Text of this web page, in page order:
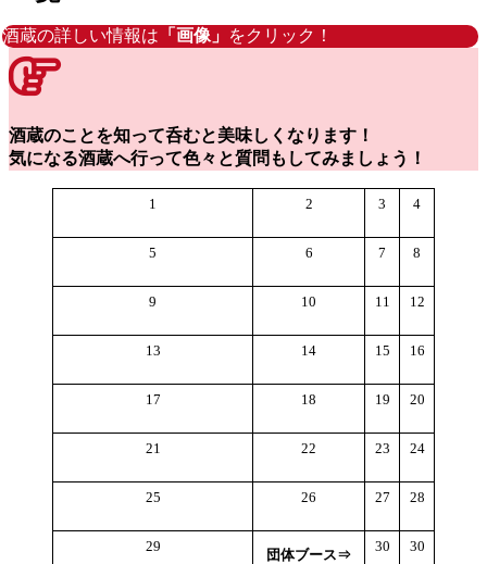
酒蔵の詳しい情報は 「画像」 をクリック！
酒蔵のことを知って呑むと美味しくなります！
気になる酒蔵へ行って色々と質問もしてみましょう！
1 2 3 4
5 6 7 8
9 10 11 12
13 14 15 16
17 18 19 20
21 22 23 24
25 26 27 28
29
団体ブース⇒
30 30